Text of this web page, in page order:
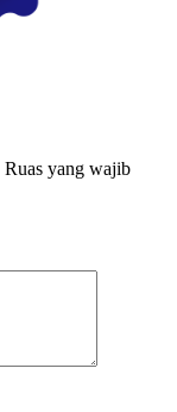
Ruas yang wajib